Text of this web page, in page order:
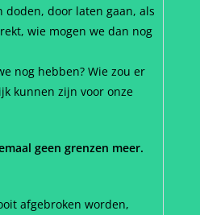
door laten gaan, als
wie mogen we dan nog
nog hebben? Wie zou er
kunnen zijn voor onze
geen grenzen meer.
afgebroken worden,